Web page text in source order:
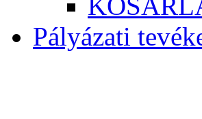
Pályázati